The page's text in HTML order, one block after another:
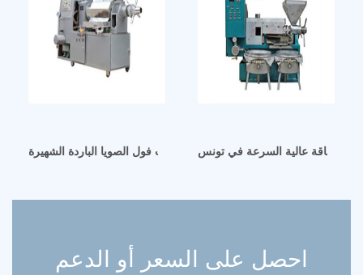
آلة عصر زيت فول الصويا الباردة الشهيرة dl-zyj10b في دبي
للطاقة عالية السرعة في تونس
احصل على السعر أو الدعم